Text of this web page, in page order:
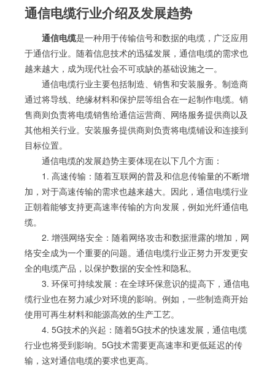
通信电缆行业介绍及发展趋势
通信电缆是一种用于传输信号和数据的电缆，广泛应用
于通信行业。随着信息技术的迅猛发展，通信电缆的需求也
越来越大，成为现代社会不可或缺的基础设施之一。
通信电缆行业主要包括制造、销售和安装服务。制造商
通过将导线、绝缘材料和保护层等组合在一起制作电缆。销
售商则负责将电缆销售给通信运营商、网络服务提供商以及
其他相关行业。安装服务提供商则负责将电缆铺设和连接到
目标位置。
通信电缆的发展趋势主要体现在以下几个方面：
1. 高速传输：随着互联网的普及和信息传输量的不断增
加，对于高速传输的需求也越来越大。因此，通信电缆行业
正朝着能够支持更高速率传输的方向发展，例如光纤通信电
缆。
2. 增强网络安全：随着网络攻击和数据泄露的增加，网
络安全成为一个重要的问题。通信电缆行业正努力开发更安
全的电缆产品，以保护数据的安全性和隐私。
3. 环保可持续发展：在全球环保意识的提高下，通信电
缆行业也在努力减少对环境的影响。例如，一些制造商开始
使用可再生材料和能源高效的生产工艺。
4. 5G技术的兴起：随着5G技术的快速发展，通信电缆
行业也将受到影响。5G技术需要更高速率和更低延迟的传
输，这对通信电缆的要求也更高。